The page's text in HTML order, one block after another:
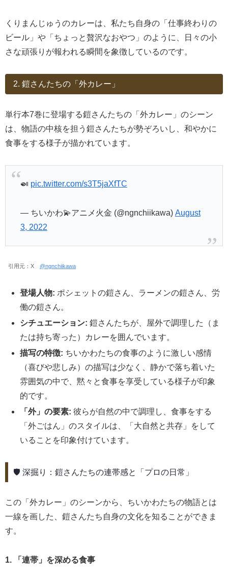
くりまんじゅうのカレーは、私たち自身の「仕事終わりの
ビール」や「ちょっと贅沢なおやつ」のように、日々の小
さな頑張りが報われる瞬間を象徴しているのです。
2. 鎧さんたちの「外カレー」
単行本7巻に登場する鎧さんたちの「外カレー」のシーン
は、物語の中核を担う鎧さんたちが勢ぞろいし、和やかに
食事をする様子が描かれています。
🍛 pic.twitter.com/s3T5jaXfTC
— ちいかわ💫アニメ火金 (@ngnchiikawa) August
3, 2022
引用元：X @ngnchiikawa
登場人物: ポシェットの鎧さん、ラーメンの鎧さん、労
働の鎧さん。
シチュエーション:鎧さんたちが、屋外で調理した（ま
たは持ち寄った）カレーを囲んでいます。
描写の特徴: ちいかわたちの食事のように激しい感情
（喜びや悲しみ）の描写は少なく、静かで落ち着いた
雰囲気の中で、黙々と食事を享受している様子が印象
的です。
「外」の要素:彼らが自然の中で調理し、食事をする
「外ごはん」のスタイルは、「大自然と共存」をして
いることを印象付けています。
🛡️ 深掘り：鎧さんたちの連帯感と「プロの日常」
この「外カレー」のシーンから、ちいかわたちの物語とは
一線を画した、鎧さんたち自身の文化を知ることができま
す。
1. 「連帯」を深める食事